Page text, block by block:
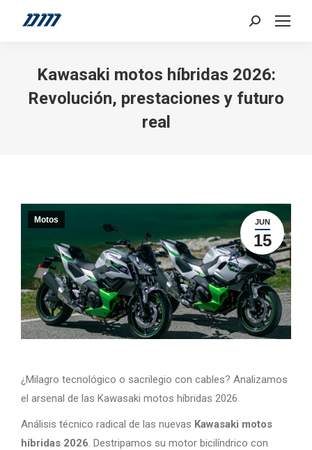
Search:
Kawasaki motos híbridas 2026:
Revolución, prestaciones y futuro
real
JUN
15
Motos
¿Milagro tecnológico o sacrilegio con cables? Analizamos
el arsenal de las Kawasaki motos híbridas 2026
Análisis técnico radical de las nuevas Kawasaki motos
híbridas 2026. Destripamos su motor bicilíndrico con